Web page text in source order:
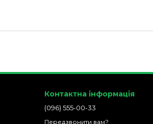
Контактна інформація
(096) 555-00-33
Передзвонити вам?